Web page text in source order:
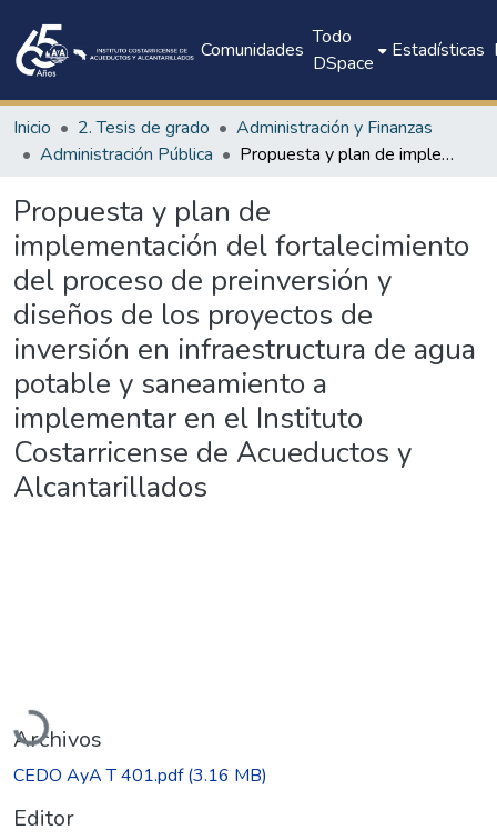
Comunidades
Todo
DSpace
Estadísticas
Inicio 2. Tesis de grado
Administración y Finanzas
Administración Pública
Propuesta y plan de implementación del fortalecimiento del proceso de preinversión y diseños de los proyectos de inversión en infraestructura de agua potable y saneamiento a implementar en el Instituto Costarricense de Acueductos y Alcantarillados
Propuesta y plan de
implementación del fortalecimiento
del proceso de preinversión y
diseños de los proyectos de
inversión en infraestructura de agua
potable y saneamiento a
implementar en el Instituto
Costarricense de Acueductos y
Alcantarillados
Cargando...
Archivos
CEDO AyA T 401.pdf(3.16 MB)
Editor